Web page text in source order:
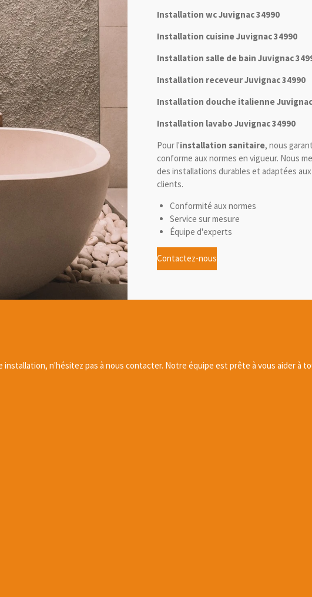
Installation wc Juvignac 34990
Installation cuisine Juvignac 34990
Installation salle de bain Juvignac
Installation receveur Juvignac 34990
Installation douche italienne Juvignac
Installation lavabo Juvignac 34990
Pour l'installation sanitaire, nous
conforme aux normes en vigueur. Nous
des installations durables et adaptées
clients.
Conformité aux normes
Service sur mesure
Équipe d'experts
Contactez-nous
n'hésitez pas à nous contacter. Notre équipe est prête à vous aider à